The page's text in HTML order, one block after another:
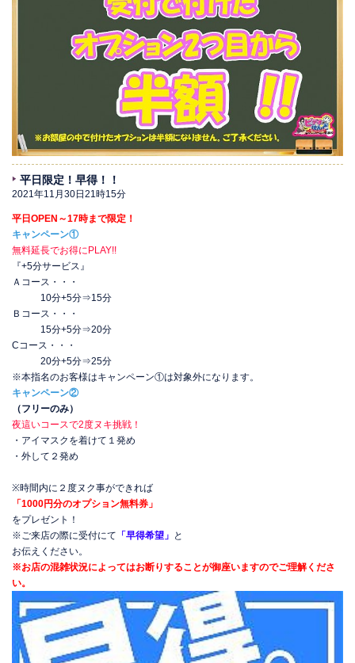
平日限定！早得！！
2021年11月30日21時15分
平日OPEN～17時まで限定！
キャンペーン①
無料延長でお得にPLAY!!
『+5分サービス』
Ａコース・・・
10分+5分⇒15分
Ｂコース・・・
15分+5分⇒20分
Cコース・・・
20分+5分⇒25分
※本指名のお客様はキャンペーン①は対象外になります。
キャンペーン②
（フリーのみ）
夜這いコースで2度ヌキ挑戦！
・アイマスクを着けて１発め
・外して２発め
※時間内に２度ヌク事ができれば
「1000円分のオプション無料券」
をプレゼント！
※ご来店の際に受付にて 「早得希望」 と
お伝えください。
※お店の混雑状況によってはお断りすることが御座いますのでご理解くださ
い。